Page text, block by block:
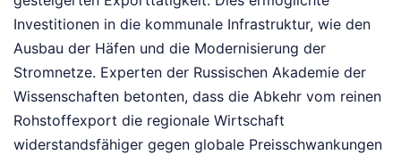
Investitionen in die kommunale Infrastruktur, wie den
Ausbau der Häfen und die Modernisierung der
Stromnetze. Experten der Russischen Akademie der
Wissenschaften betonten, dass die Abkehr vom reinen
Rohstoffexport die regionale Wirtschaft
widerstandsfähiger gegen globale Preisschwankungen